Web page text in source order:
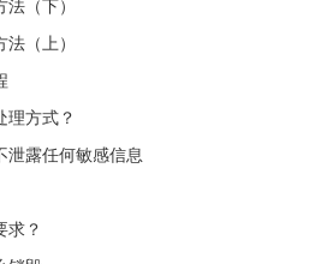
（下）
（上）
理方式？
泄露任何敏感信息
求？